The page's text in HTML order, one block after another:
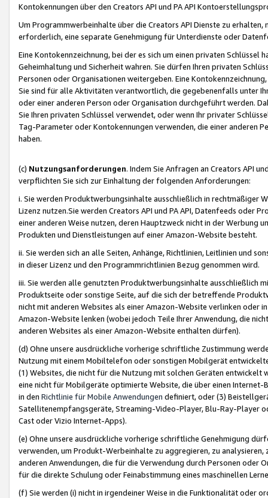
Kontokennungen über den Creators API und PA API
Um Programmwerbeinhalte über die Creators API Dienste zu
erforderlich, eine separate Genehmigung für Unterdienste oder
Eine Kontokennzeichnung, bei der es sich um einen privaten
Geheimhaltung und Sicherheit wahren. Sie dürfen Ihren privaten
Personen oder Organisationen weitergeben. Eine
Sie sind für alle Aktivitäten verantwortlich, die gegebenenfalls unter
oder einer anderen Person oder Organisation durchgeführt werden.
Sie Ihren privaten Schlüssel verwendet, oder wenn Ihr privater
Tag-Parameter oder Kontokennungen verwenden, die einer anderen
haben.
(c) Nutzungsanforderungen. Indem Sie Anfragen an Creators API
verpflichten Sie sich zur Einhaltung der folgenden Anforderungen:
i. Sie werden Produktwerbungsinhalte ausschließlich in rechtmäßiger
Lizenz nutzen.Sie werden Creators API und PA API, Datenfeeds oder
einer anderen Weise nutzen, deren Hauptzweck nicht in der Werbung
Produkten und Dienstleistungen auf einer Amazon-Website besteht.
ii. Sie werden sich an alle Seiten, Anhänge, Richtlinien, Leitlinien und
in dieser Lizenz und den Programmrichtlinien Bezug genommen wird.
iii. Sie werden alle genutzten Produktwerbungsinhalte ausschließlich
Produktseite oder sonstige Seite, auf die sich der betreffende
nicht mit anderen Websites als einer Amazon-Website verlinken oder
Amazon-Website lenken (wobei jedoch Teile Ihrer Anwendung, die
anderen Websites als einer Amazon-Website enthalten dürfen).
(d) Ohne unsere ausdrückliche vorherige schriftliche Zustimmung
Nutzung mit einem Mobiltelefon oder sonstigen Mobilgerät
(1) Websites, die nicht für die Nutzung mit solchen Geräten
eine nicht für Mobilgeräte optimierte Website, die über einen
in den Richtlinie für Mobile Anwendungen definiert, oder (3)
Satellitenempfangsgeräte, Streaming-Video-Player, Blu-Ray-Player
Cast oder Vizio Internet-Apps).
(e) Ohne unsere ausdrückliche vorherige schriftliche Genehmigung
verwenden, um Produkt-Werbeinhalte zu aggregieren, zu
anderen Anwendungen, die für die Verwendung durch Personen
für die direkte Schulung oder Feinabstimmung eines maschinellen
(f) Sie werden (i) nicht in irgendeiner Weise in die Funktionalität oder